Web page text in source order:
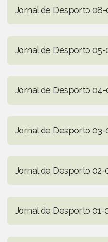
Jornal de Desporto 08-
Jornal de Desporto 05-
Jornal de Desporto 04-
Jornal de Desporto 03-
Jornal de Desporto 02-
Jornal de Desporto 01-